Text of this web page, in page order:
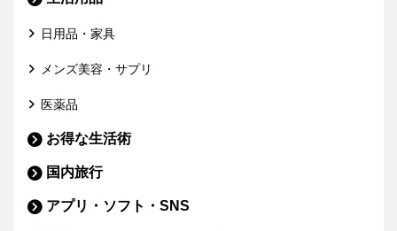
日用品・家具
メンズ美容・サプリ
医薬品
お得な生活術
国内旅行
アプリ・ソフト・SNS